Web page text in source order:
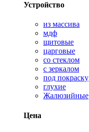
Устройство
из массива
мдф
щитовые
царговые
со стеклом
с зеркалом
под покраску
глухие
Жалюзийные
Цена